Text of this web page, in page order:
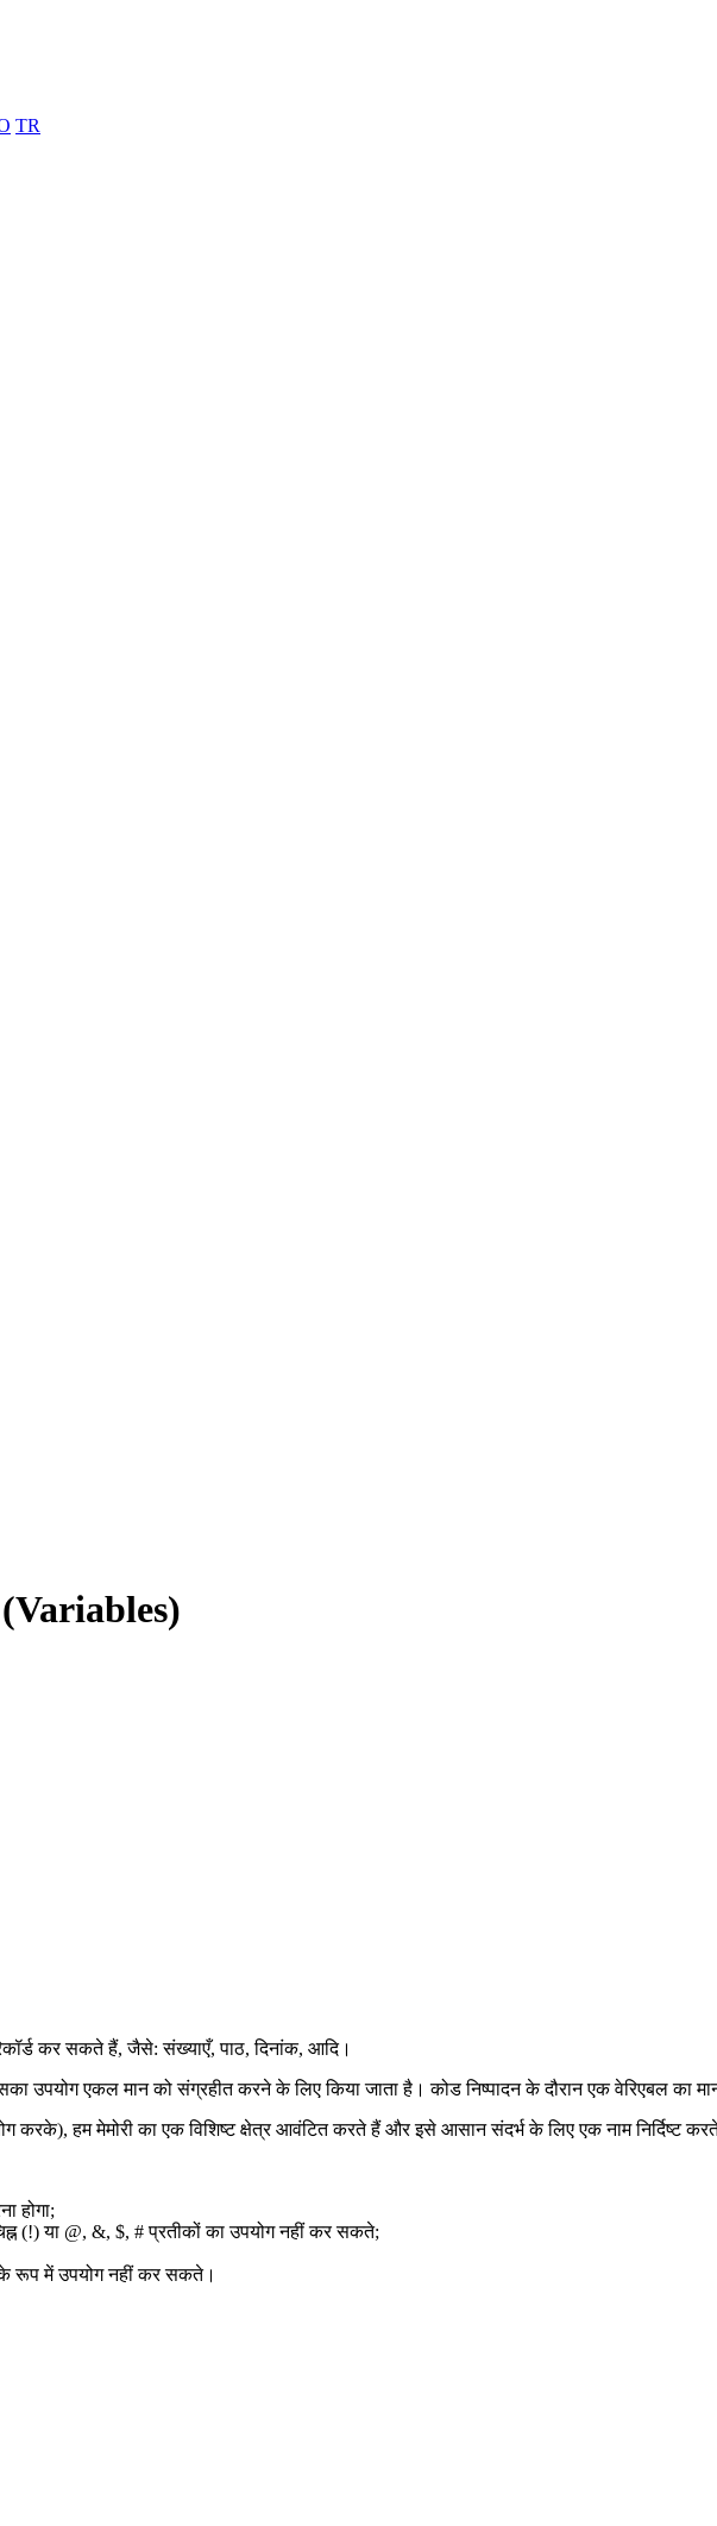
TR
(Variables)
कर सकते हैं, जैसे: संख्याएँ, पाठ, दिनांक, आदि।
उपयोग एकल मान को संग्रहीत करने के लिए किया जाता है। कोड निष्पादन के दौरान एक वेरिएबल का
करके), हम मेमोरी का एक विशिष्ट क्षेत्र आवंटित करते हैं और इसे आसान संदर्भ के लिए एक नाम निर्दिष्ट
होगा;
(!) या @, &, $, # प्रतीकों का उपयोग नहीं कर सकते;
के रूप में उपयोग नहीं कर सकते।